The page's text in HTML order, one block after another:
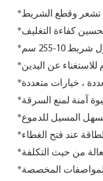
تشعر وقطع الشريط
كفاءة التغليف
10-255 سم
للاستغناء عن اليدين
، خيارات متعددة
آمنة لمنع السرقة
المسيل للدموع
عند فتح الغطاء
من حيث التكلفة
المخصصة